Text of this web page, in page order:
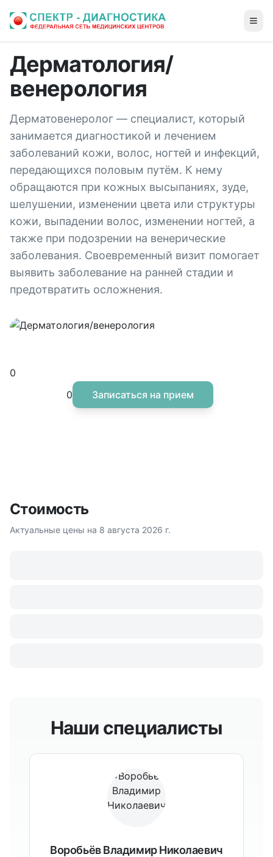
Дерматология/
венерология
Дерматовенеролог — специалист, который
занимается диагностикой и лечением
заболеваний кожи, волос, ногтей и инфекций,
передающихся половым путём. К нему
обращаются при кожных высыпаниях, зуде,
шелушении, изменении цвета или структуры
кожи, выпадении волос, изменении ногтей, а
также при подозрении на венерические
заболевания. Своевременный визит помогает
выявить заболевание на ранней стадии и
предотвратить осложнения.
0
0 Записаться на прием
Стоимость
Актуальные цены на 8 августа 2026 г.
Наши специалисты
Воробьёв Владимир Николаевич